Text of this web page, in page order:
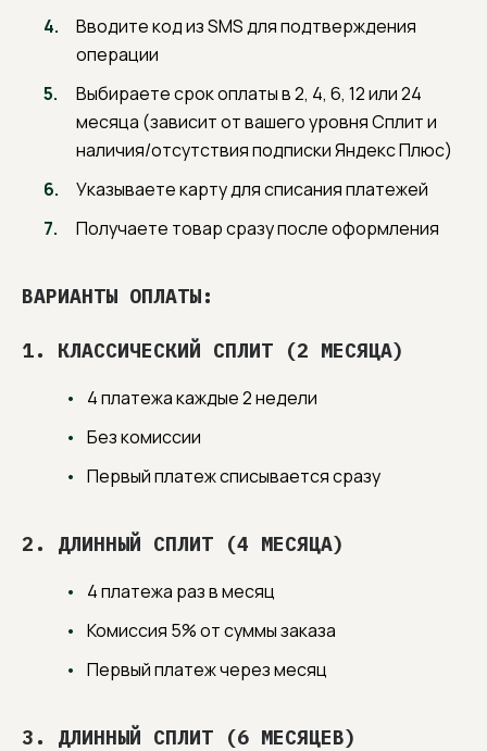
Вводите код из SMS для подтверждения
операции
Выбираете срок оплаты в 2, 4, 6, 12 или 24
месяца (зависит от вашего уровня Сплит и
наличия/отсутствия подписки Яндекс Плюс)
Указываете карту для списания платежей
Получаете товар сразу после оформления
ВАРИАНТЫ ОПЛАТЫ:
1. КЛАССИЧЕСКИЙ СПЛИТ (2 МЕСЯЦА)
4 платежа каждые 2 недели
Без комиссии
Первый платеж списывается сразу
2. ДЛИННЫЙ СПЛИТ (4 МЕСЯЦА)
4 платежа раз в месяц
Комиссия 5% от суммы заказа
Первый платеж через месяц
3. ДЛИННЫЙ СПЛИТ (6 МЕСЯЦЕВ)
Нажимая «Подписаться», вы соглашаетесь на
согласно политике сайта .
эксклюзивные специальные предложения.
СЛЕДИТЕ ЗА НОВОСТЯМИ